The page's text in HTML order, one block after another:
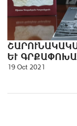
ԵՒ
19 Oct 2021